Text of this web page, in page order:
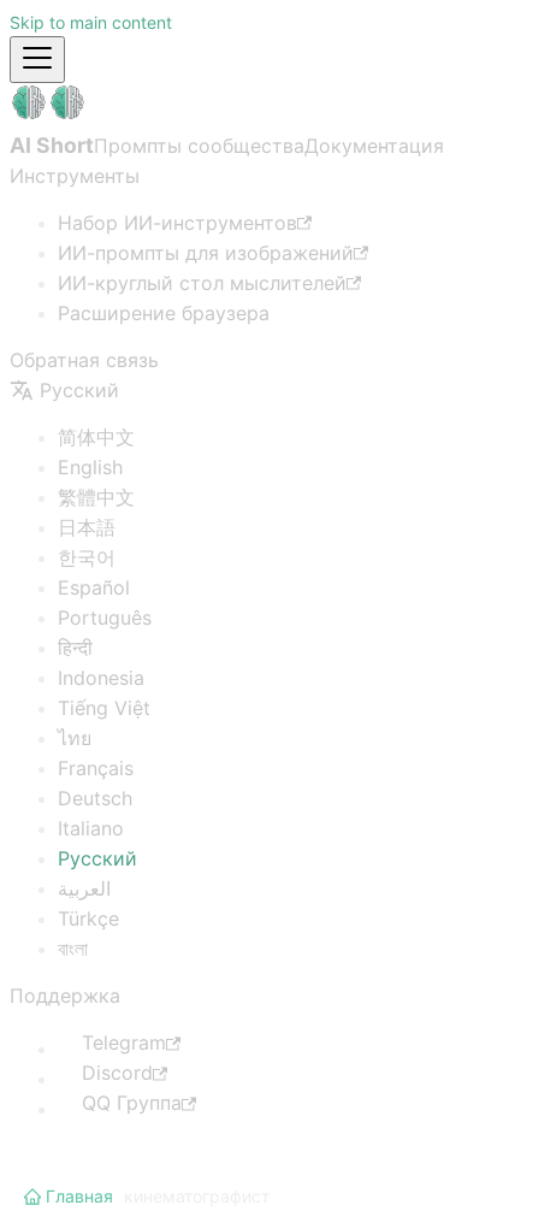
Skip to main content
AI ShortПромпты сообществаДокументация
Инструменты
Набор ИИ-инструментов
ИИ-промпты для изображений
ИИ-круглый стол мыслителей
Расширение браузера
Обратная связь
Русский
简体中文
English
繁體中文
日本語
한국어
Español
Português
हिन्दी
Indonesia
Tiếng Việt
ไทย
Français
Deutsch
Italiano
Русский
العربية
Türkçe
বাংলা
Поддержка
Telegram
Discord
QQ Группа
Главная